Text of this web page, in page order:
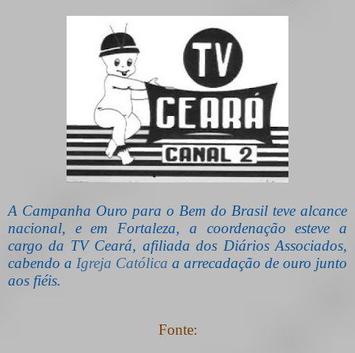
A Campanha Ouro para o Bem do Brasil teve alcance
nacional, e em Fortaleza, a coordenação esteve a
cargo da TV Ceará, afiliada dos Diários Associados,
cabendo a Igreja Católica a arrecadação de ouro junto
aos fiéis.
Fonte: